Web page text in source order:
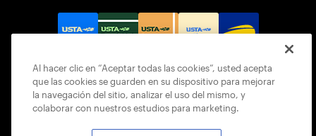
Al hacer clic en “Aceptar todas las cookies”, usted acepta
que las cookies se guarden en su dispositivo para mejorar
la navegación del sitio, analizar el uso del mismo, y
colaborar con nuestros estudios para marketing.